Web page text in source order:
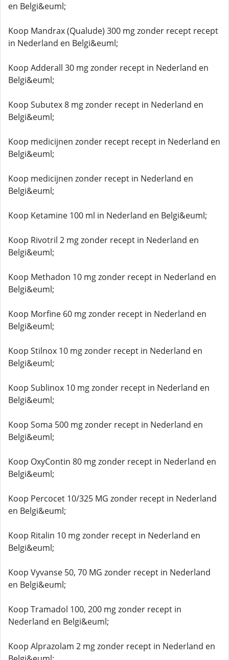
en Belgi&euml;
Koop Mandrax (Qualude) 300 mg zonder recept recept
in Nederland en Belgi&euml;
Koop Adderall 30 mg zonder recept in Nederland en
Belgi&euml;
Koop Subutex 8 mg zonder recept in Nederland en
Belgi&euml;
Koop medicijnen zonder recept recept in Nederland en
Belgi&euml;
Koop medicijnen zonder recept in Nederland en
Belgi&euml;
Koop Ketamine 100 ml in Nederland en Belgi&euml;
Koop Rivotril 2 mg zonder recept in Nederland en
Belgi&euml;
Koop Methadon 10 mg zonder recept in Nederland en
Belgi&euml;
Koop Morfine 60 mg zonder recept in Nederland en
Belgi&euml;
Koop Stilnox 10 mg zonder recept in Nederland en
Belgi&euml;
Koop Sublinox 10 mg zonder recept in Nederland en
Belgi&euml;
Koop Soma 500 mg zonder recept in Nederland en
Belgi&euml;
Koop OxyContin 80 mg zonder recept in Nederland en
Belgi&euml;
Koop Percocet 10/325 MG zonder recept in Nederland
en Belgi&euml;
Koop Ritalin 10 mg zonder recept in Nederland en
Belgi&euml;
Koop Vyvanse 50, 70 MG zonder recept in Nederland
en Belgi&euml;
Koop Tramadol 100, 200 mg zonder recept in
Nederland en Belgi&euml;
Koop Alprazolam 2 mg zonder recept in Nederland en